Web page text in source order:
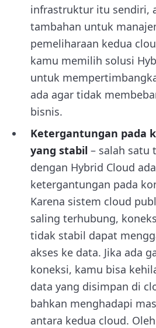
infrastruktur itu sendiri,
tambahan untuk
pemeliharaan kedua
kamu memilih solusi
untuk
ada agar tidak
bisnis.
Ketergantungan pada
yang stabil – salah satu
dengan Hybrid Cloud
ketergantungan pada
Karena sistem cloud
saling terhubung,
tidak stabil dapat
akses ke data. Jika ada
koneksi, kamu bisa
data yang disimpan di
bahkan menghadapi
antara kedua cloud.